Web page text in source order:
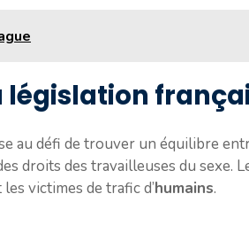
législation
au défi de trouver un équilibre
droits des travailleuses du sexe.
victimes de trafic d’humains.